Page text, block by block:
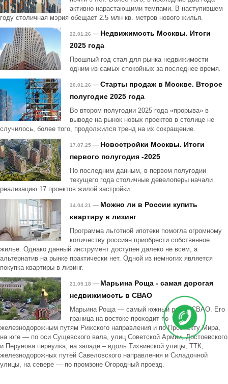
активно нарастающими темпами. В наступившем
году столичная мэрия обещает 2.5 млн кв. метров нового жилья.
22.01.26 — Недвижимость Москвы. Итоги
2025 года
Прошлый год стал для рынка недвижимости
одним из самых спокойных за последнее время.
20.01.26 — Старты продаж в Москве. Второе
полугодие 2025 года
Во втором полугодии 2025 года «прорыва» в
выводе на рынок новых проектов в столице не
случилось, более того, продолжился тренд на их сокращение.
17.07.25 — Новостройки Москвы. Итоги
первого полугодия -2025
По последним данным, в первом полугодии
текущего года столичные девелоперы начали
реализацию 17 проектов жилой застройки.
14.04.21 — Можно ли в России купить
квартиру в лизинг
Программа льготной ипотеки помогла огромному
количеству россиян приобрести собственное
жилье. Однако данный инструмент доступен далеко не всем, а
альтернатив на рынке практически нет. Одной из немногих является
покупка квартиры в лизинг.
21.05.18 — Марьина Роща - самая дорогая
недвижимость в СВАО
Марьина Роща — самый южный район СВАО. Его
граница на востоке проходит по
железнодорожным путям Рижского направления и по Проспекту Мира,
на юге — по оси Сущевского вала, улиц Советской Армии, Достоевского
и Перунова переулка, на западе – вдоль Тихвинской улицы, ТТК,
железнодорожных путей Савеловского направления и Складочной
улицы, на севере — по промзоне Огородный проезд.